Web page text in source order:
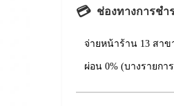
💳 ช่องทางการชำ
จ่ายหน้าร้าน 13 สาข
ผ่อน 0% (บางรายกา